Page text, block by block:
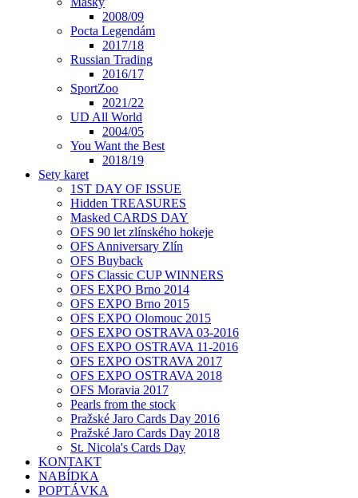
2008/09
Pocta Legendám
2017/18
Russian Trading
2016/17
SportZoo
2021/22
UD All World
2004/05
You Want the Best
2018/19
Sety karet
1ST DAY OF ISSUE
Hidden TREASURES
Masked CARDS DAY
OFS 90 let zlínského hokeje
OFS Anniversary Zlín
OFS Buyback
OFS Classic CUP WINNERS
OFS EXPO Brno 2014
OFS EXPO Brno 2015
OFS EXPO Olomouc 2015
OFS EXPO OSTRAVA 03-2016
OFS EXPO OSTRAVA 11-2016
OFS EXPO OSTRAVA 2017
OFS EXPO OSTRAVA 2018
OFS Moravia 2017
Pearls from the stock
Pražské Jaro Cards Day 2016
Pražské Jaro Cards Day 2018
St. Nicola's Cards Day
KONTAKT
NABÍDKA
POPTÁVKA